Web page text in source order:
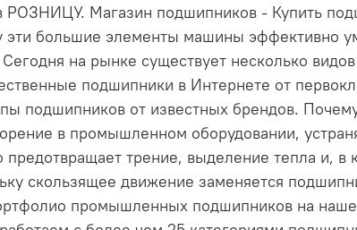
Магазин подшипников - Купить
эти большие элементы машины эффективно
на рынке существует несколько
подшипники в Интернете от
подшипников от известных брендов.
в промышленном оборудовании,
трение, выделение тепла и,
скользящее движение заменяется
промышленных подшипников на